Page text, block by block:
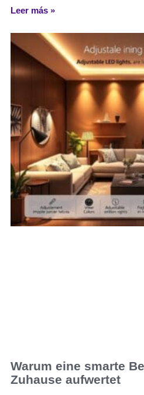
Leer más »
Warum eine smarte
Zuhause aufwertet